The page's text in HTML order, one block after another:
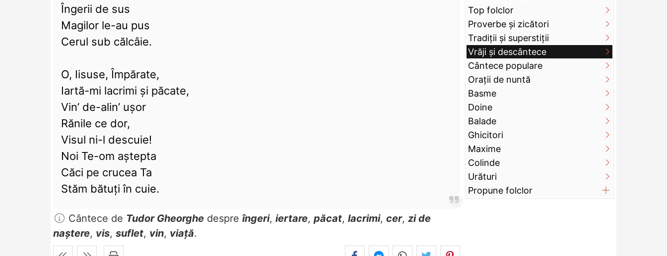
Îngerii de sus
Magilor le-au pus
Cerul sub călcâie.
O, Iisuse, Împărate,
Iartă-mi lacrimi şi păcate,
Vin’ de-alin’ uşor
Rănile ce dor,
Visul ni-l descuie!
Noi Te-om aştepta
Căci pe crucea Ta
Stăm bătuţi în cuie.
Cântece de Tudor Gheorghe despre îngeri, iertare, păcat, lacrimi, cer, zi de
naștere, vis, suflet, vin, viață.
Top folclor
Proverbe și zicători
Tradiții și superstiții
Vrăji și descântece
Cântece populare
Orații de nuntă
Basme
Doine
Balade
Ghicitori
Maxime
Colinde
Urături
Propune folclor